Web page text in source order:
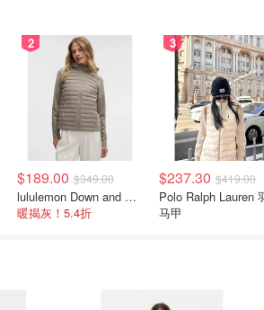
2
$189.00 $349.00
lululemon Down and Around 羽绒夹克
暖揭灰！5.4折
3
$237.30 $419.00
Polo Ralph Lauren
马甲